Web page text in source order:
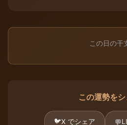
この日の干
この運勢を
🐦X でシェア 💬